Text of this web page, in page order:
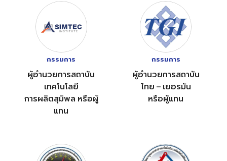
กรรมการ
ผู้อำนวยการสถาบัน
เทคโนโลยี
การผลิตสุมิพล หรือผู้
แทน
กรรมการ
ผู้อำนวยการสถาบัน
ไทย – เยอรมัน
หรือผู้แทน